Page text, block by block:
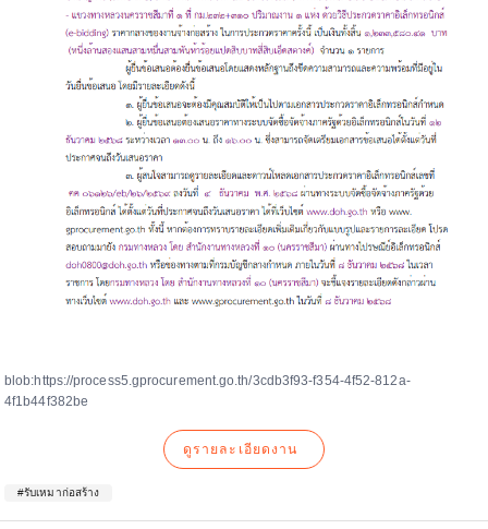
blob:https://process5.gprocurement.go.th/3cdb3f93-f354-4f52-812a-
4f1b44f382be
ดูรายละเอียดงาน
#รับเหมาก่อสร้าง